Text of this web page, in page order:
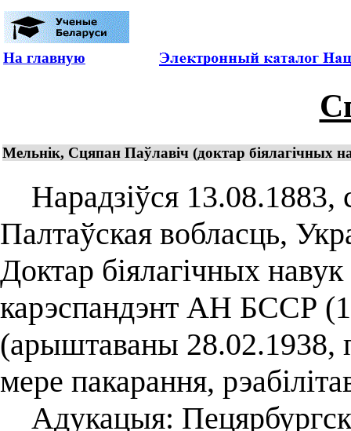
На главную
Мельнік, Сцяпан Паўлавіч (доктар біялагічных
Нарадзіўся 13.08.1883,
Палтаўская вобласць,
Доктар біялагічных
карэспандэнт АН БССР
(арыштаваны
мере пакарання,
Адукацыя: